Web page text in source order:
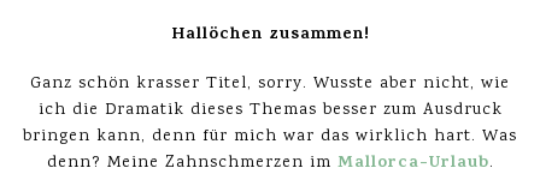
Hallöchen zusammen!
Ganz schön krasser Titel, sorry. Wusste aber nicht, wie
ich die Dramatik dieses Themas besser zum Ausdruck
bringen kann, denn für mich war das wirklich hart. Was
denn? Meine Zahnschmerzen im Mallorca-Urlaub.